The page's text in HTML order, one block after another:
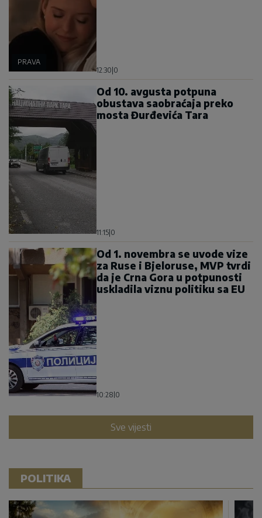
PRAVA
12:30 0
Od 10. avgusta potpuna
obustava saobraćaja preko
mosta Đurđevića Tara
11:15 0
Od 1. novembra se uvode vize
za Ruse i Bjeloruse, MVP tvrdi
da je Crna Gora u potpunosti
uskladila viznu politiku sa EU
10:28 0
Sve vijesti
POLITIKA